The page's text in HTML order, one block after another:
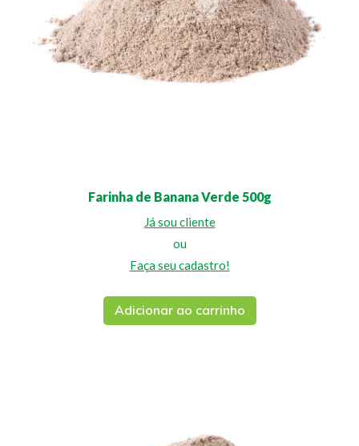
Farinha de Banana Verde 500g
Já sou cliente
ou
Faça seu cadastro!
Adicionar ao carrinho